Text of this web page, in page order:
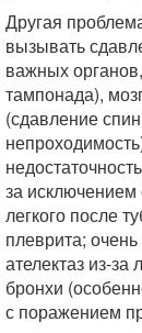
Другая
вызывать
важных
тампонада),
(сдавление
за
легкого после
плеврита;
ателектаз из-
бронхи
с поражением